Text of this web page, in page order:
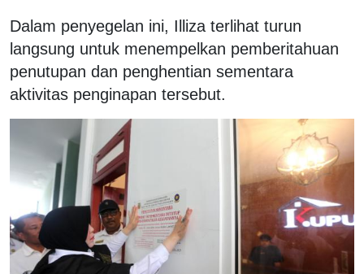
Dalam penyegelan ini, Illiza terlihat turun
langsung untuk menempelkan pemberitahuan
penutupan dan penghentian sementara
aktivitas penginapan tersebut.